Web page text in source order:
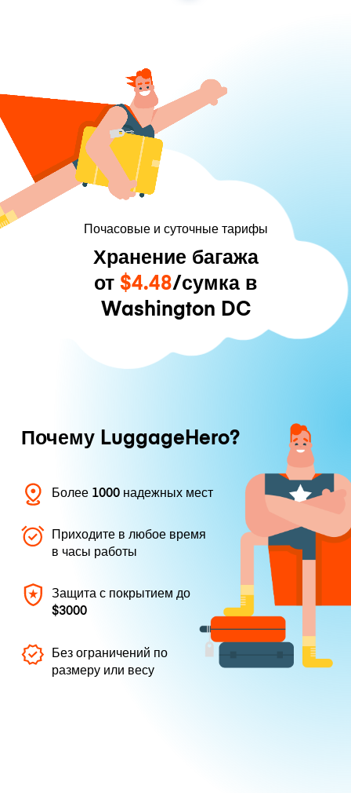
Почасовые и суточные тарифы
Хранение багажа
от $4.48/сумка в
Washington DC
Почему LuggageHero?
Более 1000 надежных мест
Приходите в любое время
в часы работы
Защита с покрытием до
$3000
Без ограничений по
размеру или весу